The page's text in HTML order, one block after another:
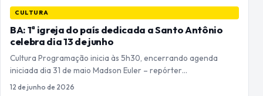
CULTURA
BA: 1ª igreja do país dedicada a Santo Antônio
celebra dia 13 de junho
Cultura Programação inicia às 5h30, encerrando agenda
iniciada dia 31 de maio Madson Euler – repórter…
12 de junho de 2026